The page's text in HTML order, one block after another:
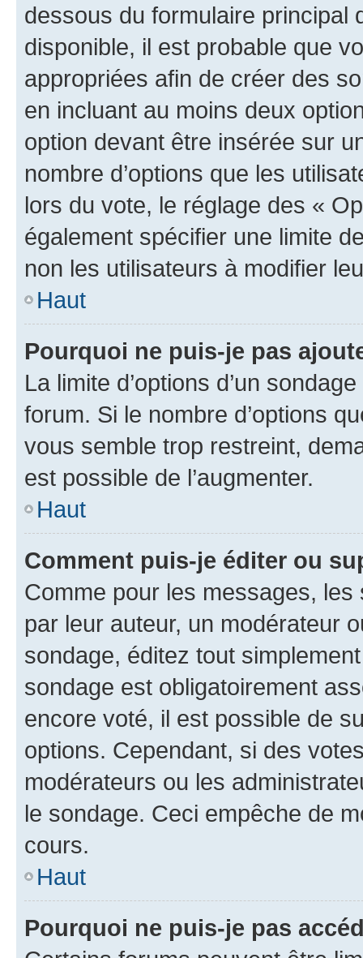
dessous du formulaire principal
disponible, il est probable que
appropriées afin de créer des
en incluant au moins deux
option devant être insérée sur
nombre d’options que les
lors du vote, le réglage des «
également spécifier une limite
non les utilisateurs à modifier
Haut
Pourquoi ne puis-je pas
La limite d’options d’un
forum. Si le nombre d’options
vous semble trop restreint,
est possible de l’augmenter.
Haut
Comment puis-je éditer ou
Comme pour les messages,
par leur auteur, un modérateur
sondage, éditez tout
sondage est obligatoirement
encore voté, il est possible de
options. Cependant, si des
modérateurs ou les
le sondage. Ceci empêche de
cours.
Haut
Pourquoi ne puis-je pas